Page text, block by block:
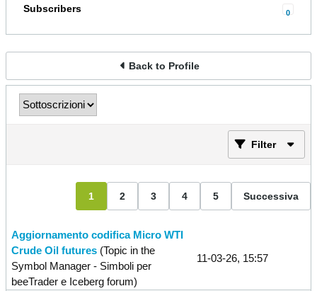
Subscribers 0
Back to Profile
Filter
1 2 3 4 5 Successiva
Aggiornamento codifica Micro WTI
Crude Oil futures (Topic in the
Symbol Manager - Simboli per
beeTrader e Iceberg forum)
11-03-26, 15:57